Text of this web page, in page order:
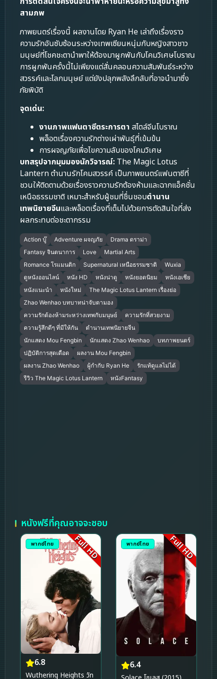
สามภพ
ภาพยนตร์เรื่องนี้ ผลงานโดย Ryan He เล่าถึงเรื่องราว
ความรักอันซับซ้อนระหว่างเทพเซียนหนุ่มกับหญิงสาวชาว
มนุษย์ที่โชคชะตานำพาให้ต้องมาผูกพันกับโคมวิเศษโบราณ
การผูกพันครั้งนี้ไม่เพียงแต่สั่นคลอนความสัมพันธ์ระหว่าง
สวรรค์และโลกมนุษย์ แต่ยังปลุกพลังลึกลับที่อาจนำมาซึ่ง
ภัยพิบัติ
จุดเด่น:
งานภาพแฟนตาซีตระการตา สไตล์จีนโบราณ
พล็อตเรื่องความรักต่างเผ่าพันธุ์ที่เข้มข้น
การผจญภัยเพื่อไขความลับของโคมวิเศษ
บทสรุปจากมุมมองนักวิจารณ์: The Magic Lotus
Lantern ตำนานรักโคมสวรรค์ เป็นภาพยนตร์แฟนตาซีที่
ชวนให้ติดตามด้วยเรื่องราวความรักต้องห้ามและฉากแอ็คชั่น
เหนือธรรมชาติ เหมาะสำหรับผู้ชมที่ชื่นชอบตำนาน
เทพนิยายจีนและพล็อตเรื่องที่เต็มไปด้วยการตัดสินใจที่ส่ง
ผลกระทบต่อชะตากรรม
Action บู๊ Adventure ผจญภัย
Drama ดราม่า
Fantasy จินตนาการ
Love
Martial Arts
Romance โรแมนติก
Supernatural เหนือธรรมชาติ
Wuxia
ดูหนังออนไลน์
หนัง HD หนังน่าดู หนังยอดนิยม
หนังเอเชีย
หนังแนะนำ
หนังใหม่
The Magic Lotus Lantern เรื่องย่อ
Zhao Wenhao บทบาทน่าจับตามอง
ความรักต้องห้ามระหว่างเทพกับมนุษย์
ความรักที่สวยงาม
ความรู้สึกดีๆ ที่มีให้กัน
ตำนานเทพนิยายจีน
นักแสดง Mou Fengbin
นักแสดง Zhao Wenhao
บทภาพยนตร์
ปฏิบัติการสุดเดือด
ผลงาน Mou Fengbin
ผลงาน Zhao Wenhao
ผู้กำกับ Ryan He
รักแท้ดูแลไม่ได้
รีวิว The Magic Lotus Lantern
หนังFantasy
หนังฟรีที่คุณอาจจะชอบ
พากย์ไทย Full HD
6.8
Wuthering Heights วัท
พากย์ไทย Full HD
6.4